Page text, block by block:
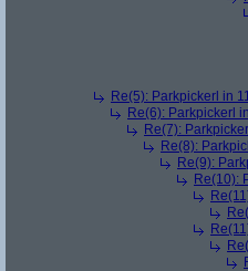
Re(5): Parkpickerl in
Re(6): Parkpickerl
Re(7):
Re(8):
Re(9):
Re(10):